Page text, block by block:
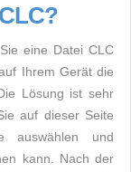
eine Datei CLC
Ihrem Gerät die
Lösung ist sehr
auf dieser Seite
auswählen und
kann. Nach der